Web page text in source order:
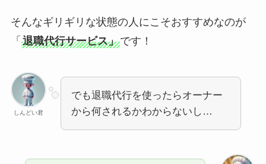
そんなギリギリな状態の人にこそおすすめなのが
「 退職代行サービス」です！
しんどい君
でも退職代行を使ったらオーナー
から何されるかわからないし…